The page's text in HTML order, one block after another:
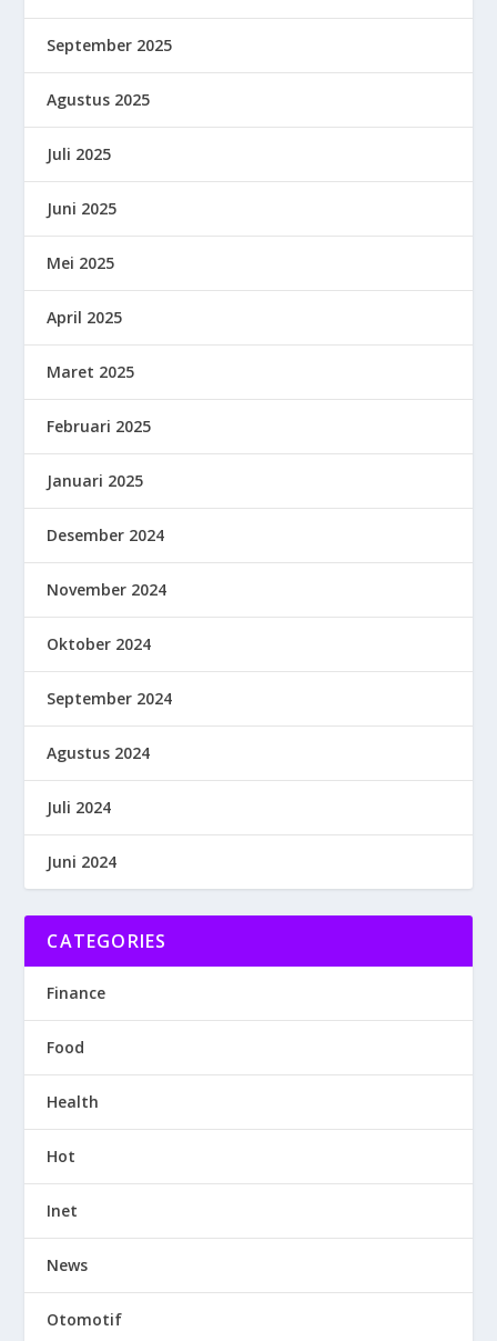
September 2025
Agustus 2025
Juli 2025
Juni 2025
Mei 2025
April 2025
Maret 2025
Februari 2025
Januari 2025
Desember 2024
November 2024
Oktober 2024
September 2024
Agustus 2024
Juli 2024
Juni 2024
CATEGORIES
Finance
Food
Health
Hot
Inet
News
Otomotif